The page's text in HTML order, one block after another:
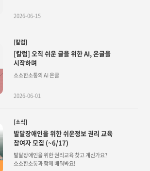
2026-06-15
[칼럼]
[칼럼] 오직 쉬운 글을 위한 AI, 온글을
시작하며
소소한소통의 AI 온글
2026-06-01
[소식]
발달장애인을 위한 쉬운정보 권리 교육
참여자 모집 (~6/17)
발달장애인을 위한 권리교육 찾고 계신가요?
소소한소통과 함께 배워봐요!